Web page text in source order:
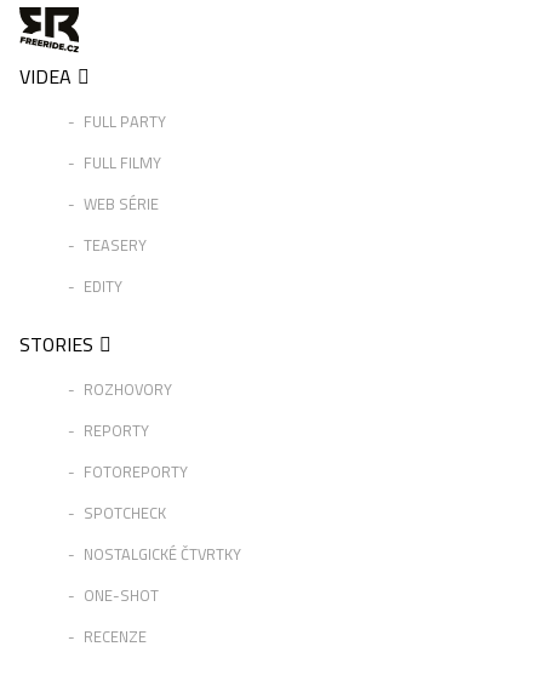
VIDEA
FULL PARTY
FULL FILMY
WEB SÉRIE
TEASERY
EDITY
STORIES
ROZHOVORY
REPORTY
FOTOREPORTY
SPOTCHECK
NOSTALGICKÉ ČTVRTKY
ONE-SHOT
RECENZE